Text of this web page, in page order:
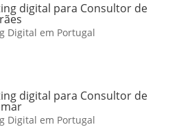
digital para Consultor de
Digital em Portugal
digital para Consultor de
Digital em Portugal